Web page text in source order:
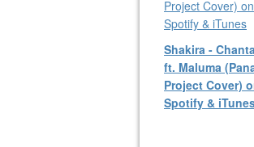
Shakira -
ft. Maluma
Project Cover)
Spotify &